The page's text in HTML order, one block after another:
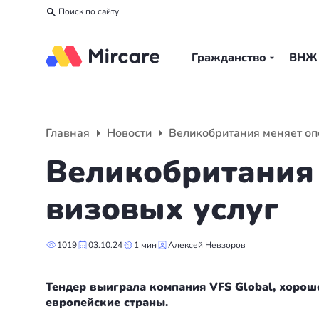
Поиск по сайту
Гражданство ВНЖ
Главная Новости Великобритания меняет
визовых услуг
1019 03.10.24 1 мин Алексей Невзоров
Тендер выиграла компания VFS Global,
европейские страны.
Мальта
Испания
Турция
Румыния
Италия
Великобритания
Португалия
Словения
Партнерская программа
Вакансии
Вебинары